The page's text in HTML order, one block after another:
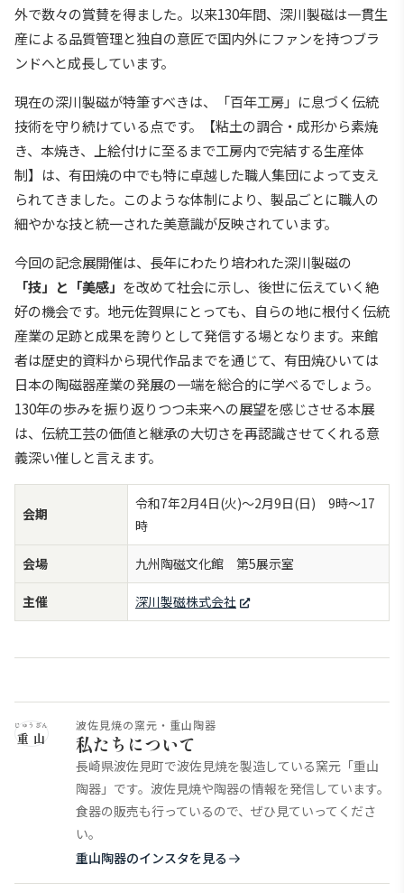
外で数々の賞賛を得ました。以来130年間、深川製磁は一貫生
産による品質管理と独自の意匠で国内外にファンを持つブラ
ンドへと成長しています。
現在の深川製磁が特筆すべきは、「百年工房」に息づく伝統
技術を守り続けている点です。【粘土の調合・成形から素焼
き、本焼き、上絵付けに至るまで工房内で完結する生産体
制】は、有田焼の中でも特に卓越した職人集団によって支え
られてきました。このような体制により、製品ごとに職人の
細やかな技と統一された美意識が反映されています。
今回の記念展開催は、長年にわたり培われた深川製磁の
「技」と「美感」 を改めて社会に示し、後世に伝えていく絶
好の機会です。地元佐賀県にとっても、自らの地に根付く伝統
産業の足跡と成果を誇りとして発信する場となります。来館
者は歴史的資料から現代作品までを通じて、有田焼ひいては
日本の陶磁器産業の発展の一端を総合的に学べるでしょう。
130年の歩みを振り返りつつ未来への展望を感じさせる本展
は、伝統工芸の価値と継承の大切さを再認識させてくれる意
義深い催しと言えます。
会期
令和7年2月4日(火)～2月9日(日) 9時～17
時
会場 九州陶磁文化館 第5展示室
主催 深川製磁株式会社
重山
じゅうざん 波佐見焼の窯元・重山陶器
私たちについて
長崎県波佐見町で波佐見焼を製造している窯元「重山
陶器」です。波佐見焼や陶器の情報を発信しています。
食器の販売も行っているので、ぜひ見ていってくださ
い。
重山陶器のインスタを見る